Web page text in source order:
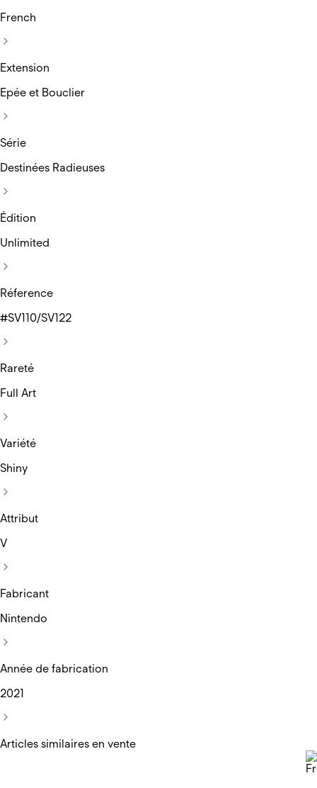
French
Extension
Epée et Bouclier
Série
Destinées Radieuses
Édition
Unlimited
Réference
#SV110/SV122
Rareté
Full Art
Variété
Shiny
Attribut
V
Fabricant
Nintendo
Année de fabrication
2021
Articles similaires en vente